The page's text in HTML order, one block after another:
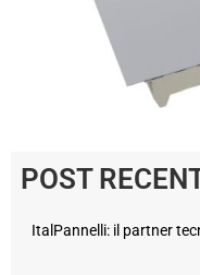
POST
ItalPannelli: il partner